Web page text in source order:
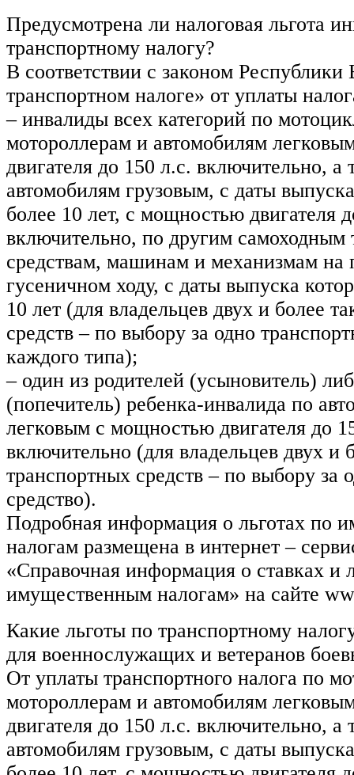
Предусмотрена ли налоговая льгота
транспортному налогу?
В соответствии с законом
транспортном налоге» от уплаты
– инвалиды всех категорий по
мотороллерам и автомобилям
двигателя до 150 л.с. включительно, а
автомобилям грузовым, с даты
более 10 лет, с мощностью двигателя
включительно, по другим самоходным
средствам, машинам и механизмам на
гусеничном ходу, с даты выпуска
10 лет (для владельцев двух и более
средств – по выбору за одно
каждого типа);
– один из родителей (усыновитель)
(попечитель) ребенка-инвалида по
легковым с мощностью двигателя до
включительно (для владельцев двух и
транспортных средств – по выбору за
средство).
Подробная информация о льготах по
налогам размещена в интернет –
«Справочная информация о ставках и
имущественным налогам» на сайте
Какие льготы по транспортному
для военнослужащих и ветеранов
От уплаты транспортного налога по
мотороллерам и автомобилям
двигателя до 150 л.с. включительно, а
автомобилям грузовым, с даты